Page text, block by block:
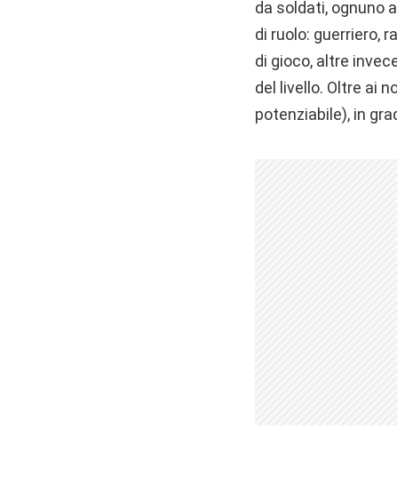
da soldati, ognuno
di ruolo: guerriero,
di gioco, altre
del livello. Oltre ai
potenziabile), in